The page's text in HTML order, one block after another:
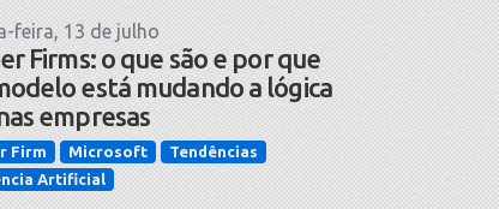
feira, 13 de julho
Firms: o que são e por que
está mudando a lógica
empresas
Firm Microsoft
Tendências
Artificial